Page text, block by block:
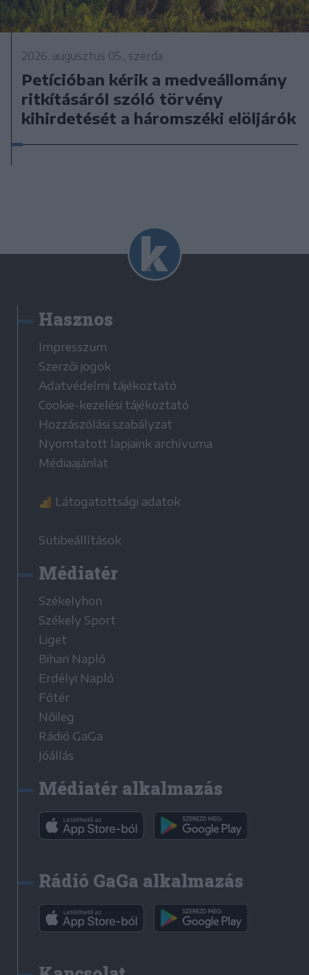
2026. augusztus 05., szerda
Petícióban kérik a medveállomány
ritkításáról szóló törvény
kihirdetését a háromszéki elöljárók
Hasznos
Impresszum
Szerzői jogok
Adatvédelmi tájékoztató
Cookie-kezelési tájékoztató
Hozzászólási szabályzat
Nyomtatott lapjaink archívuma
Médiaajánlat
Látogatottsági adatok
Sütibeállítások
Médiatér
Székelyhon
Székely Sport
Liget
Bihari Napló
Erdélyi Napló
Főtér
Nőileg
Rádió GaGa
Jóállás
Médiatér alkalmazás
Rádió GaGa alkalmazás